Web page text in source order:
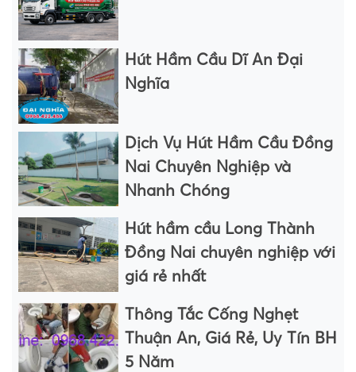
Hút Hầm Cầu Dĩ An Đại
Nghĩa
Dịch Vụ Hút Hầm Cầu Đồng
Nai Chuyên Nghiệp và
Nhanh Chóng
Hút hầm cầu Long Thành
Đồng Nai chuyên nghiệp với
giá rẻ nhất
Thông Tắc Cống Nghẹt
Thuận An, Giá Rẻ, Uy Tín BH
5 Năm